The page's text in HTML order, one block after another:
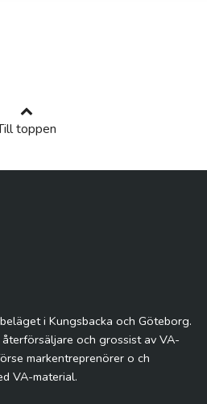
toppen
i Kungsbacka och Göteborg.
och grossist av VA-
markentreprenörer o ch
VA-material.